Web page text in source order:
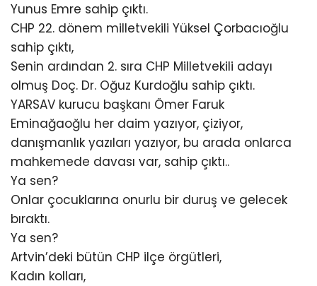
Yunus Emre sahip çıktı.
CHP 22. dönem milletvekili Yüksel Çorbacıoğlu
sahip çıktı,
Senin ardından 2. sıra CHP Milletvekili adayı
olmuş Doç. Dr. Oğuz Kurdoğlu sahip çıktı.
YARSAV kurucu başkanı Ömer Faruk
Eminağaoğlu her daim yazıyor, çiziyor,
danışmanlık yazıları yazıyor, bu arada onlarca
mahkemede davası var, sahip çıktı..
Ya sen?
Onlar çocuklarına onurlu bir duruş ve gelecek
bıraktı.
Ya sen?
Artvin’deki bütün CHP ilçe örgütleri,
Kadın kolları,